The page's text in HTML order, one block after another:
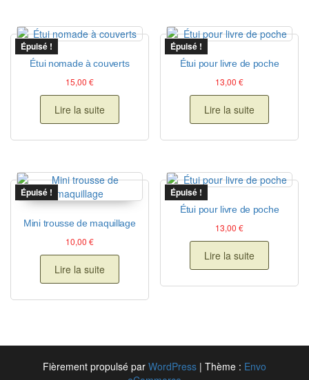
Épuisé !
Étui nomade à couverts
15,00 €
Lire la suite
Épuisé !
Étui pour livre de poche
13,00€
Lire la suite
Épuisé !
Mini trousse de maquillage
10,00 €
Lire la suite
Épuisé !
Étui pour livre de poche
13,00€
Lire la suite
Fièrement propulsé par WordPress | Thème : Envo